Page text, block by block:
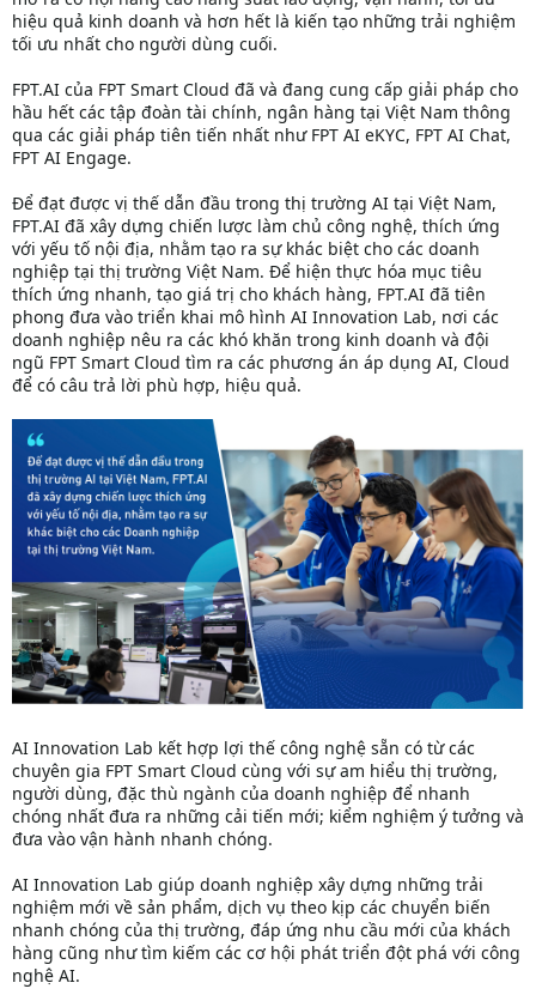
hiệu quả kinh doanh và hơn hết là kiến tạo những trải nghiệm
tối ưu nhất cho người dùng cuối.
FPT.AI của FPT Smart Cloud đã và đang cung cấp giải pháp cho
hầu hết các tập đoàn tài chính, ngân hàng tại Việt Nam thông
qua các giải pháp tiên tiến nhất như FPT AI eKYC, FPT AI Chat,
FPT AI Engage.
Để đạt được vị thế dẫn đầu trong thị trường AI tại Việt Nam,
FPT.AI đã xây dựng chiến lược làm chủ công nghệ, thích ứng
với yếu tố nội địa, nhằm tạo ra sự khác biệt cho các doanh
nghiệp tại thị trường Việt Nam. Để hiện thực hóa mục tiêu
thích ứng nhanh, tạo giá trị cho khách hàng, FPT.AI đã tiên
phong đưa vào triển khai mô hình AI Innovation Lab, nơi các
doanh nghiệp nêu ra các khó khăn trong kinh doanh và đội
ngũ FPT Smart Cloud tìm ra các phương án áp dụng AI, Cloud
để có câu trả lời phù hợp, hiệu quả.
AI Innovation Lab kết hợp lợi thế công nghệ sẵn có từ các
chuyên gia FPT Smart Cloud cùng với sự am hiểu thị trường,
người dùng, đặc thù ngành của doanh nghiệp để nhanh
chóng nhất đưa ra những cải tiến mới; kiểm nghiệm ý tưởng và
đưa vào vận hành nhanh chóng.
AI Innovation Lab giúp doanh nghiệp xây dựng những trải
nghiệm mới về sản phẩm, dịch vụ theo kịp các chuyển biến
nhanh chóng của thị trường, đáp ứng nhu cầu mới của khách
hàng cũng như tìm kiếm các cơ hội phát triển đột phá với công
nghệ AI.